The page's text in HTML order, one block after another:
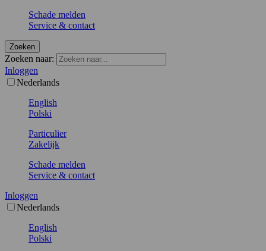
Schade melden
Service & contact
Zoeken
Zoeken naar:
Inloggen
Nederlands
English
Polski
Particulier
Zakelijk
Schade melden
Service & contact
Inloggen
Nederlands
English
Polski